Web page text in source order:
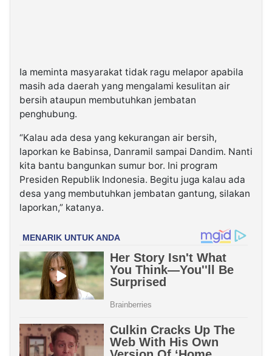
Ia meminta masyarakat tidak ragu melapor apabila
masih ada daerah yang mengalami kesulitan air
bersih ataupun membutuhkan jembatan
penghubung.
“Kalau ada desa yang kekurangan air bersih,
laporkan ke Babinsa, Danramil sampai Dandim. Nanti
kita bantu bangunkan sumur bor. Ini program
Presiden Republik Indonesia. Begitu juga kalau ada
desa yang membutuhkan jembatan gantung, silakan
laporkan,” katanya.